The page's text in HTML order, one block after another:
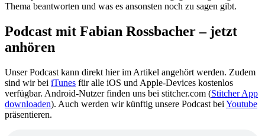
Thema beantworten und was es ansonsten noch zu sagen gibt.
Podcast mit Fabian Rossbacher – jetzt
anhören
Unser Podcast kann direkt hier im Artikel angehört werden. Zudem
sind wir bei iTunes für alle iOS und Apple-Devices kostenlos
verfügbar. Android-Nutzer finden uns bei stitcher.com (Stitcher App
downloaden). Auch werden wir künftig unsere Podcast bei Youtube
präsentieren.